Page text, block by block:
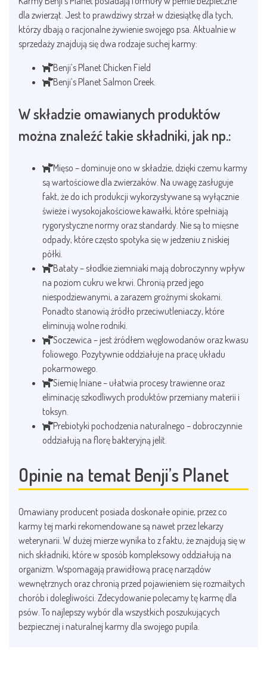
dla zwierząt. Jest to prawdziwy strzał w dziesiątkę dla tych,
którzy dbają o racjonalne żywienie swojego psa. Aktualnie w
sprzedaży znajdują się dwa rodzaje suchej karmy:
Benji’s Planet Chicken Field
Benji’s Planet Salmon Creek.
W składzie omawianych produktów
można znaleźć takie składniki, jak np.:
Mięso – dominuje ono w składzie, dzięki czemu karmy
są wartościowe dla zwierzaków. Na uwagę zasługuje
fakt, że do ich produkcji wykorzystywane są wyłącznie
świeże i wysokojakościowe kawałki, które spełniają
rygorystyczne normy oraz standardy. Nie są to mięsne
odpady, które często spotyka się w jedzeniu z niskiej
półki.
Bataty – słodkie ziemniaki mają dobroczynny wpływ
na poziom cukru we krwi. Chronią przed jego
niespodziewanymi, a zarazem groźnymi skokami.
Ponadto stanowią źródło przeciwutleniaczy, które
eliminują wolne rodniki.
Soczewica – jest źródłem węglowodanów oraz kwasu
foliowego. Pozytywnie oddziałuje na pracę układu
pokarmowego.
Siemię lniane – ułatwia procesy trawienne oraz
eliminację szkodliwych produktów przemiany materii i
toksyn.
Prebiotyki pochodzenia naturalnego – dobroczynnie
oddziałują na florę bakteryjną jelit.
Opinie na temat Benji’s Planet
Omawiany producent posiada doskonałe opinie, przez co
karmy tej marki rekomendowane są nawet przez lekarzy
weterynarii. W dużej mierze wynika to z faktu, że znajdują się w
nich składniki, które w sposób kompleksowy oddziałują na
organizm. Wspomagają prawidłową pracę narządów
wewnętrznych oraz chronią przed pojawieniem się rozmaitych
chorób i dolegliwości. Zdecydowanie polecamy tę karmę dla
psów. To najlepszy wybór dla wszystkich poszukujących
bezpiecznej i naturalnej karmy dla swojego pupila.